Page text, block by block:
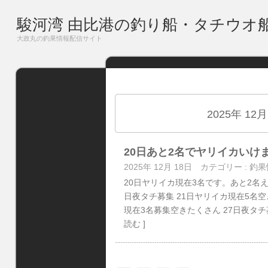
駿河湾 由比港の釣り船・タチウオ
大政丸の釣果情報配信サイト
2025年 12
20日あと2名でヤリイカいけ
2025年 12月 18日 カテゴリー : 釣果
20日ヤリイカ現在3名です。あと2名
日夜タチ募集 21日ヤリイカ現在5名
現在3名募集空きたくさん 27日夜タ
読む ]